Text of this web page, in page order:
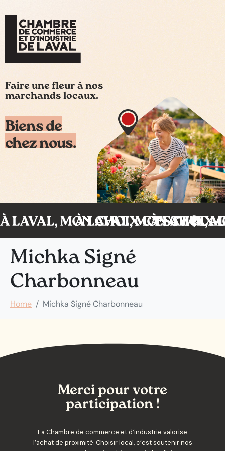
Faire une fleur à nos
marchands locaux.
Biens de
chez nous.
Michka Signé
Charbonneau
Home Michka Signé Charbonneau
Merci pour votre
participation !
La Chambre de commerce et d’industrie valorise
l’achat de proximité. Choisir local, c’est soutenir nos